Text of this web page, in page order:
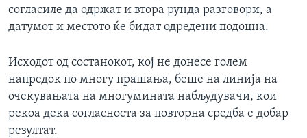
согласиле да одржат и втора рунда разговори, а
датумот и местото ќе бидат одредени подоцна.
Исходот од состанокот, кој не донесе голем
напредок по многу прашања, беше на линија на
очекувањата на многумината набљудувачи, кои
рекоа дека согласноста за повторна средба е добар
резултат.